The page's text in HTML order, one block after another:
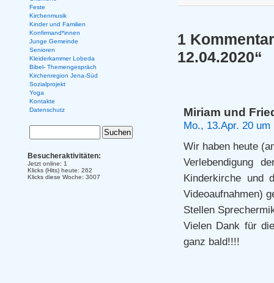
1
12.04.2020“
Miriam und
Mo., 13.Apr. 20 um
Wir haben heute
Verlebendigung
Kinderkirche und
Videoaufnahmen)
Stellen
Vielen Dank für
ganz bald!!!!
Feste
Kirchenmusik
Kinder und Familien
Konfirmand*innen
Junge Gemeinde
Senioren
Kleiderkammer Lobeda
Bibel- Themengespräch
Kirchenregion Jena-Süd
Sozialprojekt
Yoga
Kontakte
Datenschutz
Besucheraktivitäten:
Jetzt online: 1
Klicks (Hits) heute: 262
Klicks diese Woche: 3007